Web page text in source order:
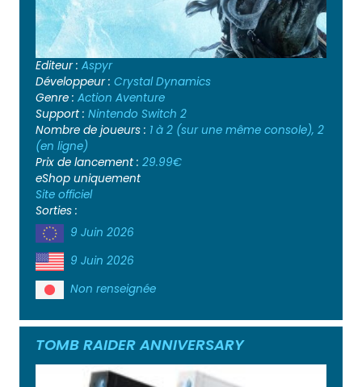
Editeur : Aspyr
Développeur : Crystal Dynamics
Genre : Action Aventure
Support : Nintendo Switch 2
Nombre de joueurs : 1 à 2 (sur une même console), 2
(en ligne)
Prix de lancement : 29.99€
eShop uniquement
Site officiel
Sorties :
9 Juin 2026
9 Juin 2026
Non renseignée
TOMB RAIDER ANNIVERSARY